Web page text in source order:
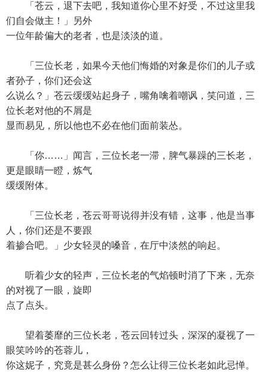
「苍云，退下去吧，我知道你心里不好受，不过这里我
们自会做主！」另外
一位年龄偏大的老者，也是淡淡的道。
「三位长老，如果今天他们悔婚的对象是你们的儿子或
者孙子，你们还会这
么说么？」苍云缓缓站起身子，嘴角噙着嘲讽，笑问道，三
位长老对他的不屑是
显而易见，所以他也不必在他们面前装怂。
「你……」闻言，三位长老一滞，脾气暴躁的三长老，
更是眼睛一瞪，炼气
缓缓附体。
「三位长老，苍云哥哥说得并没有错，这事，他是当事
人，你们还是不要跟
着掺合吧。」少女轻灵的嗓音，在厅中淡然的响起。
听着少女的轻声，三位长老的气焰顿时消了下来，无奈
的对视了一眼，旋即
点了点头。
望着萎靡的三位长老，苍云回转过头，深深的凝视了一
眼笑吟吟的苍蓉儿，
你这妮子，究竟是甚么身份？怎么让得三位长老如此忌惮。